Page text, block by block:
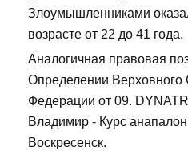
Злоумышленниками
возрасте от 22 до 41 года.
Аналогичная правовая
Определении Верховного
Федерации от 09.
Владимир - Курс
Воскресенск.